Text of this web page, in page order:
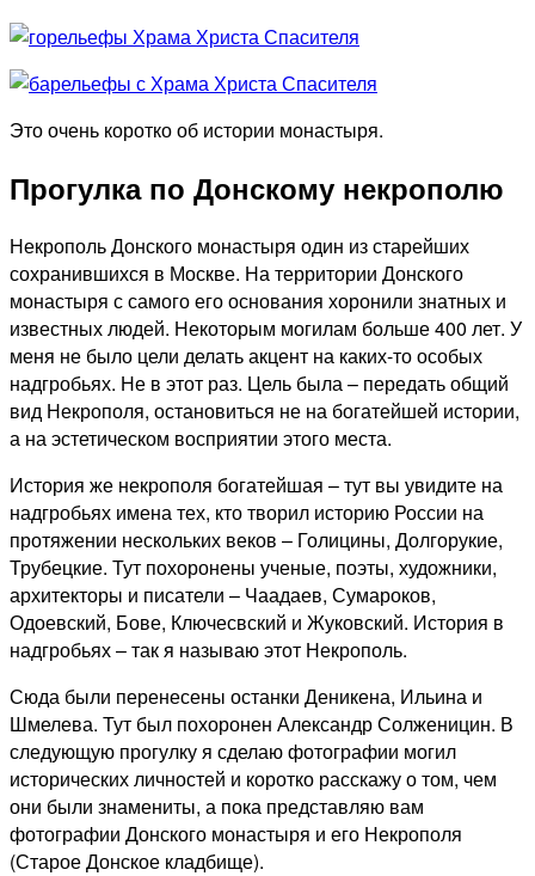
Это очень коротко об истории монастыря.
Прогулка по Донскому некрополю
Некрополь Донского монастыря один из старейших
сохранившихся в Москве. На территории Донского
монастыря с самого его основания хоронили знатных и
известных людей. Некоторым могилам больше 400 лет. У
меня не было цели делать акцент на каких-то особых
надгробьях. Не в этот раз. Цель была – передать общий
вид Некрополя, остановиться не на богатейшей истории,
а на эстетическом восприятии этого места.
История же некрополя богатейшая – тут вы увидите на
надгробьях имена тех, кто творил историю России на
протяжении нескольких веков – Голицины, Долгорукие,
Трубецкие. Тут похоронены ученые, поэты, художники,
архитекторы и писатели – Чаадаев, Сумароков,
Одоевский, Бове, Ключесвский и Жуковский. История в
надгробьях – так я называю этот Некрополь.
Сюда были перенесены останки Деникена, Ильина и
Шмелева. Тут был похоронен Александр Солженицин. В
следующую прогулку я сделаю фотографии могил
исторических личностей и коротко расскажу о том, чем
они были знамениты, а пока представляю вам
фотографии Донского монастыря и его Некрополя
(Старое Донское кладбище).